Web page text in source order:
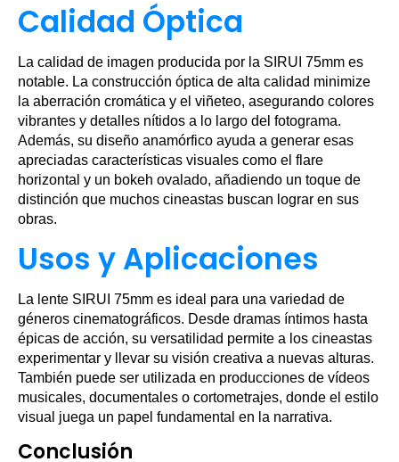
Calidad Óptica
La calidad de imagen producida por la SIRUI 75mm es
notable. La construcción óptica de alta calidad minimize
la aberración cromática y el viñeteo, asegurando colores
vibrantes y detalles nítidos a lo largo del fotograma.
Además, su diseño anamórfico ayuda a generar esas
apreciadas características visuales como el flare
horizontal y un bokeh ovalado, añadiendo un toque de
distinción que muchos cineastas buscan lograr en sus
obras.
Usos y Aplicaciones
La lente SIRUI 75mm es ideal para una variedad de
géneros cinematográficos. Desde dramas íntimos hasta
épicas de acción, su versatilidad permite a los cineastas
experimentar y llevar su visión creativa a nuevas alturas.
También puede ser utilizada en producciones de vídeos
musicales, documentales o cortometrajes, donde el estilo
visual juega un papel fundamental en la narrativa.
Conclusión